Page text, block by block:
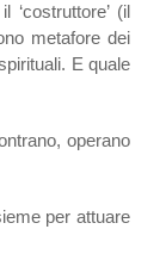
‘costruttore’ (il
metafore dei
E quale
operano
per attuare